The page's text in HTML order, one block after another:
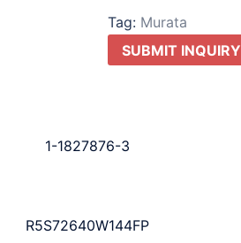
Tag: Murata
SUBMIT INQUIRY
1-1827876-3
R5S72640W144FP